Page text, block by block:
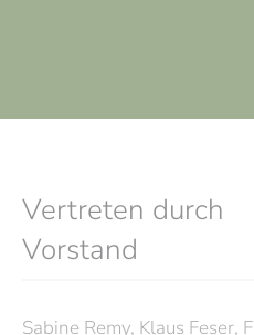
Vertreten durch
Vorstand
Sabine Remy, Klaus Feser,